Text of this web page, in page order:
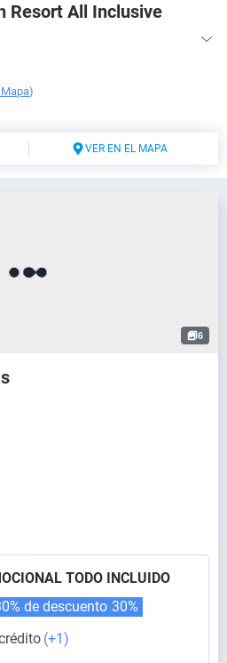
Resort All Inclusive
)
VER EN EL MAPA
6
TODO INCLUIDO
(+1)
de descuento 30%